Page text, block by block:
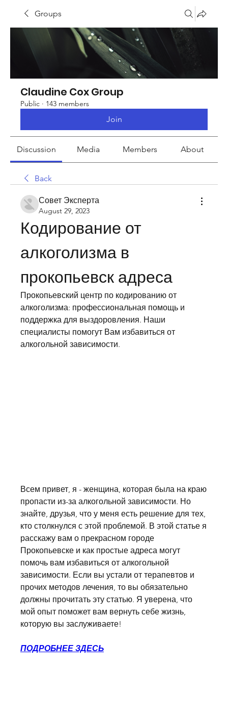
Groups
Claudine Cox Group
Public · 143 members
Join
Discussion Media Members About
Back
Совет Эксперта
August 29, 2023
Кодирование от
алкоголизма в
прокопьевск адреса
Прокопьевский центр по кодированию от
алкоголизма: профессиональная помощь и
поддержка для выздоровления. Наши
специалисты помогут Вам избавиться от
алкогольной зависимости.
Всем привет, я - женщина, которая была на краю
пропасти из-за алкогольной зависимости. Но
знайте, друзья, что у меня есть решение для тех,
кто столкнулся с этой проблемой. В этой статье я
расскажу вам о прекрасном городе
Прокопьевске и как простые адреса могут
помочь вам избавиться от алкогольной
зависимости. Если вы устали от терапевтов и
прочих методов лечения, то вы обязательно
должны прочитать эту статью. Я уверена, что
мой опыт поможет вам вернуть себе жизнь,
которую вы заслуживаете!
ПОДРОБНЕЕ ЗДЕСЬ